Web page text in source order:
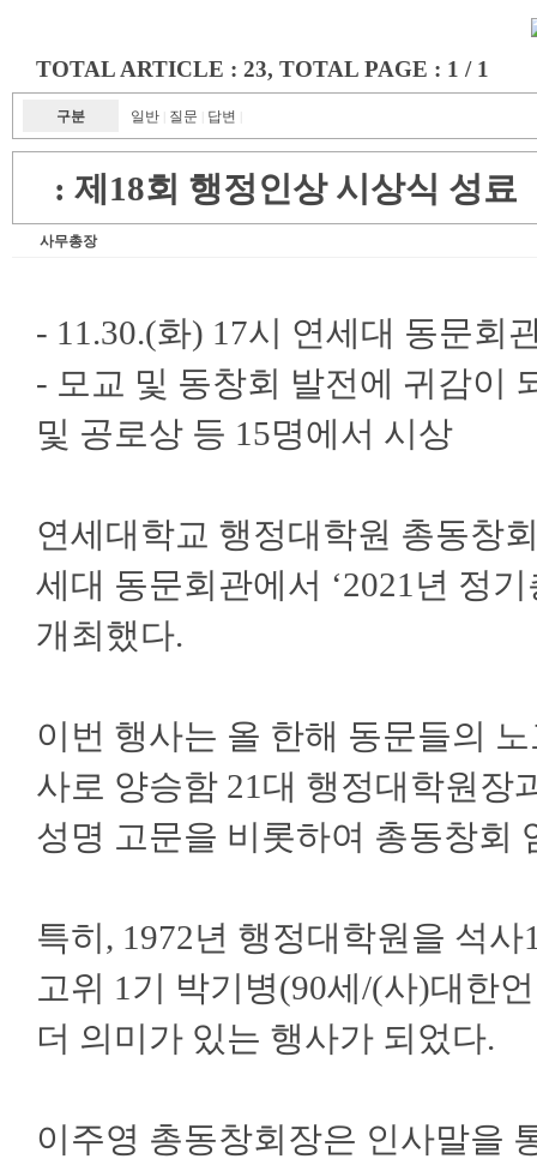
TOTAL ARTICLE : 23, TOTAL PAGE : 1 / 1
구분 일반 질문 답변
: 제18회 행정인상 시상식 성료
사무총장
- 11.30.(화) 17시 연세대 동문회
- 모교 및 동창회 발전에 귀감이
및 공로상 등 15명에서 시상
연세대학교 행정대학원 총동창
세대 동문회관에서 ‘2021년 정
개최했다.
이번 행사는 올 한해 동문들의
사로 양승함 21대 행정대학원장
성명 고문을 비롯하여 총동창회
특히, 1972년 행정대학원을 석
고위 1기 박기병(90세/(사)대한
더 의미가 있는 행사가 되었다.
이주영 총동창회장은 인사말을